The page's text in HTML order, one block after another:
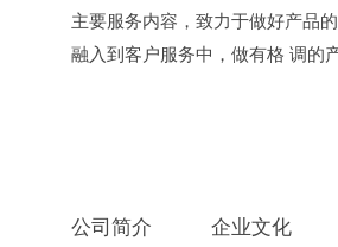
主要服务内容，致力于做好产品
融入到客户服务中，做有格 调的
公司简介 企业文化